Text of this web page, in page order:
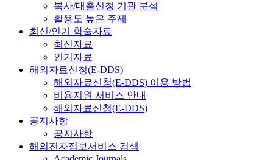
복사/대출신청 기관 분석
활용도 높은 주제
최신/인기 학술자료
최신자료
인기자료
해외자료신청(E-DDS)
해외자료신청(E-DDS) 이용 방법
비용지원 서비스 안내
해외자료신청(E-DDS)
공지사항
공지사항
해외전자정보서비스 검색